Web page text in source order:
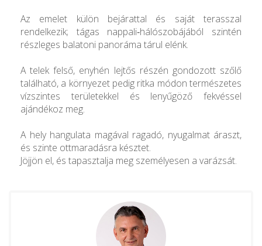
Az emelet külön bejárattal és saját terasszal
rendelkezik; tágas nappali‑hálószobájából szintén
részleges balatoni panoráma tárul elénk.
A telek felső, enyhén lejtős részén gondozott szőlő
található, a környezet pedig ritka módon természetes
vízszintes területekkel és lenyűgöző fekvéssel
ajándékoz meg.
A hely hangulata magával ragadó, nyugalmat áraszt,
és szinte ottmaradásra késztet.
Jöjjön el, és tapasztalja meg személyesen a varázsát.